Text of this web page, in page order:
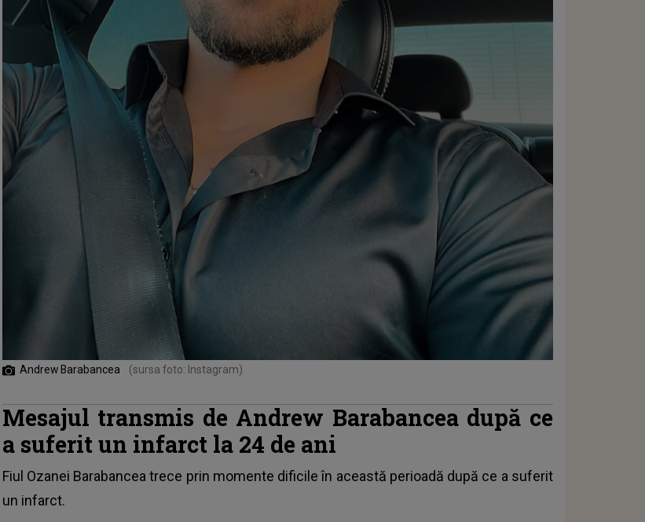
Andrew Barabancea (sursa foto: Instagram)
Mesajul transmis de Andrew Barabancea după ce
a suferit un infarct la 24 de ani
Fiul Ozanei Barabanceatrece prin momente dificile în această perioadă după ce a suferit
un infarct.